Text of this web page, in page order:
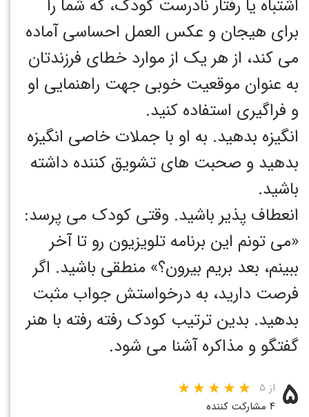
اشتباه یا رفتار نادرست کودک، که شما را
برای هیجان و عکس العمل احساسی آماده
می کند، از هر یک از موارد خطای فرزندتان
به عنوان موقعیت خوبی جهت راهنمایی او
و فراگیری استفاده کنید.
انگیزه بدهید. به او با جملات خاصی انگیزه
بدهید و صحبت های تشویق کننده داشته
باشید.
انعطاف پذیر باشید. وقتی کودک می پرسد:
«می تونم این برنامه تلویزیون رو تا آخر
ببینم، بعد بریم بیرون؟» منطقی باشید. اگر
فرصت دارید، به درخواستش جواب مثبت
بدهید. بدین ترتیب کودک رفته رفته با هنر
گفتگو و مذاکره آشنا می شود.
۵ از ۵
۴ مشارکت کننده